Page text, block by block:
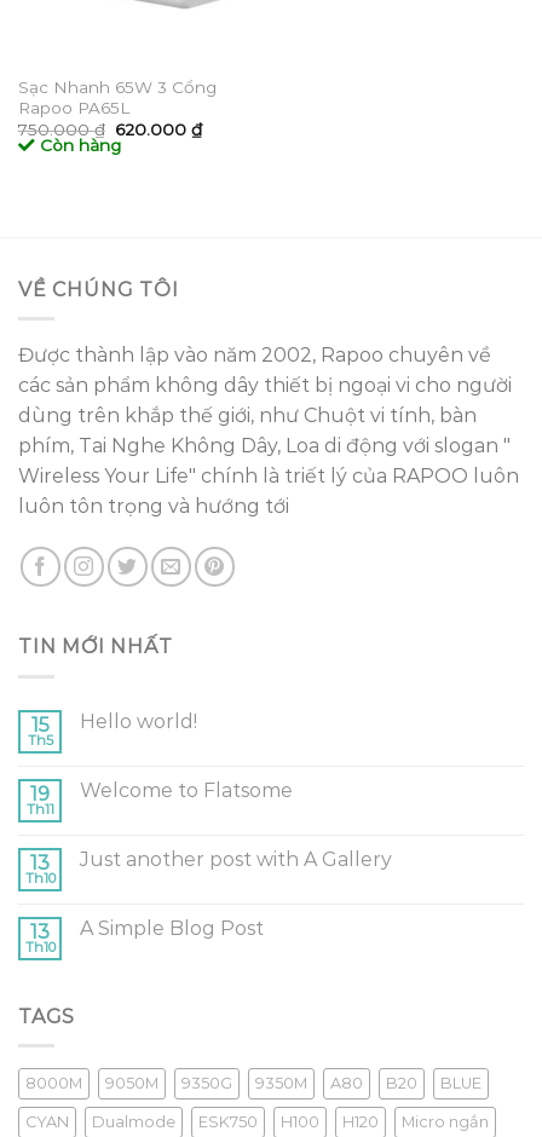
Sạc Nhanh 65W 3 Cổng
Rapoo PA65L
750.000₫ Giá
gốc
là:
620.000 ₫Giá
hiện
Còn hàng
VỀ CHÚNG TÔI
Được thành lập vào năm 2002, Rapoo chuyên về
các sản phẩm không dây thiết bị ngoại vi cho người
dùng trên khắp thế giới, như Chuột vi tính, bàn
phím, Tai Nghe Không Dây, Loa di động với slogan "
Wireless Your Life" chính là triết lý của RAPOO luôn
luôn tôn trọng và hướng tới
TIN MỚI NHẤT
15
Th5
Hello world!
19
Th11
Welcome to Flatsome
13
Th10
Just another post with A Gallery
13
Th10
A Simple Blog Post
TAGS
8000M 9050M 9350G 9350M A80 B20 BLUE
CYAN Dualmode ESK750 H100 H120 Micro ngắn